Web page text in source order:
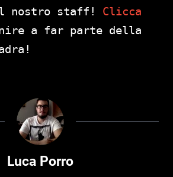
nostro staff! Clicca
a far parte della
Luca Porro